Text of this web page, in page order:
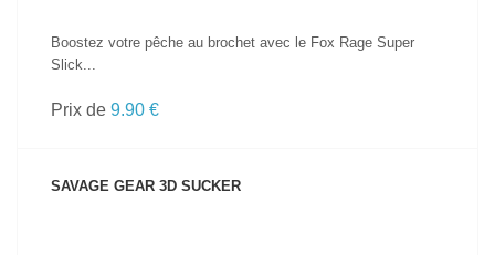
Boostez votre pêche au brochet avec le Fox Rage Super
Slick...
Prix de 9.90 €
SAVAGE GEAR 3D SUCKER